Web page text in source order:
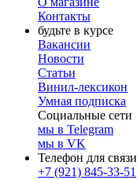
Контакты
будьте в курсе
Вакансии
Новости
Статьи
Винил-лексикон
Умная подписка
Социальные сети
мы в Telegram
мы в VK
Телефон для связи
+7 (921) 845-33-51